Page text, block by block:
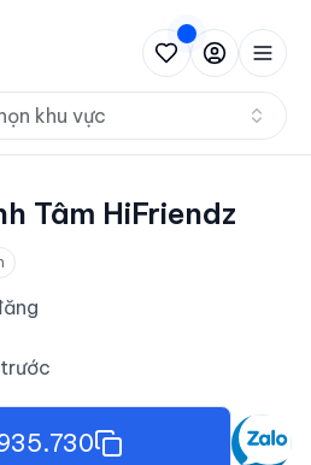
khu vực
Tâm HiFriendz